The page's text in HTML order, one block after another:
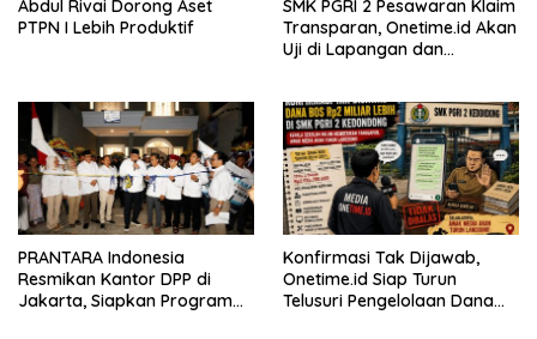
Abdul Rivai Dorong Aset
PTPN I Lebih Produktif
SMK PGRI 2 Pesawaran Klaim
Transparan, Onetime.id Akan
Uji di Lapangan dan
PRANTARA Indonesia
Resmikan Kantor DPP di
Jakarta, Siapkan Program
Konfirmasi Tak Dijawab,
Onetime.id Siap Turun
Telusuri Pengelolaan Dana